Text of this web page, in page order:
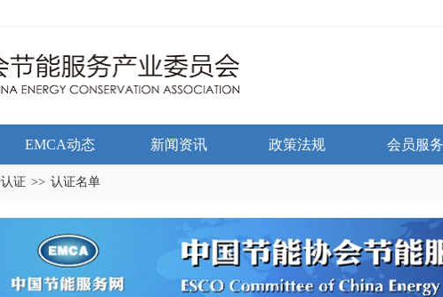
EMCA动态 新闻资讯 政策法规 会员服务
证 >> 认证名单